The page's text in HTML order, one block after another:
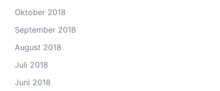
Oktober 2018
September 2018
August 2018
Juli 2018
Juni 2018